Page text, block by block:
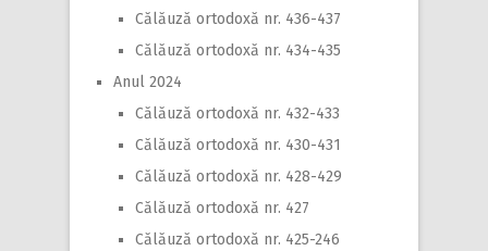
Călăuză ortodoxă nr. 436-437
Călăuză ortodoxă nr. 434-435
Anul 2024
Călăuză ortodoxă nr. 432-433
Călăuză ortodoxă nr. 430-431
Călăuză ortodoxă nr. 428-429
Călăuză ortodoxă nr. 427
Călăuză ortodoxă nr. 425-246